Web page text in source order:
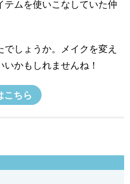
テムを使いこなしていた仲
しょうか。メイクを変え
かもしれませんね！
こちら